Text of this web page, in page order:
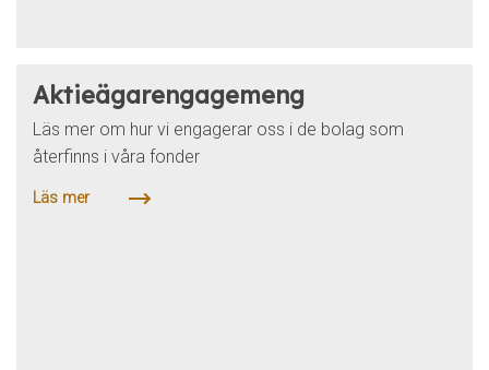
Aktieägarengagemeng
Läs mer om hur vi engagerar oss i de bolag som
återfinns i våra fonder
Läs mer